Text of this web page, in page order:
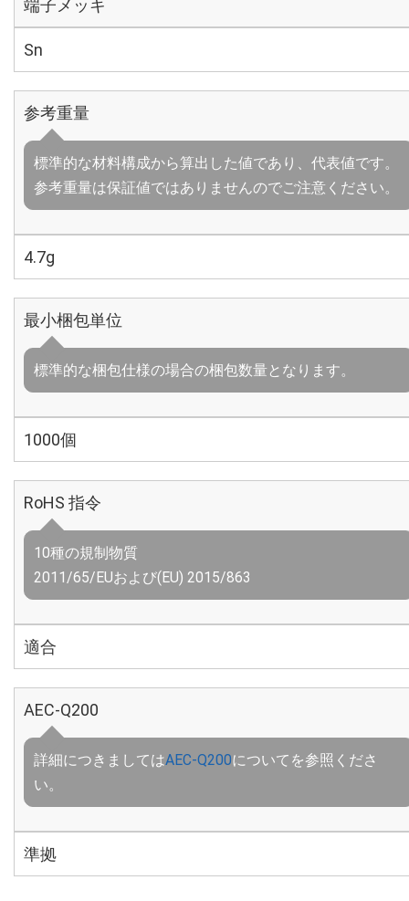
端子メッキ
Sn
参考重量
標準的な材料構成から算出した値であり、代表値です。
参考重量は保証値ではありませんのでご注意ください。
4.7g
最小梱包単位
標準的な梱包仕様の場合の梱包数量となります。
1000個
RoHS 指令
10種の規制物質
2011/65/EUおよび(EU) 2015/863
適合
AEC-Q200
詳細につきましてはAEC-Q200についてを参照くださ
い。
準拠